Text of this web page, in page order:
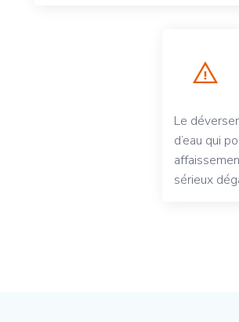
Le
d’eau qui
sérieux